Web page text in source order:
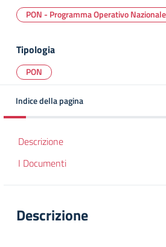
PON - Programma Operativo Nazionale
Tipologia
PON
Indice della pagina
Descrizione
I Documenti
Descrizione